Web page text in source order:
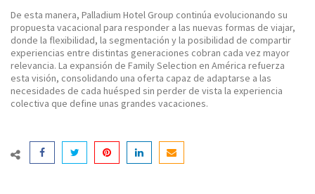
De esta manera, Palladium Hotel Group continúa evolucionando su
propuesta vacacional para responder a las nuevas formas de viajar,
donde la flexibilidad, la segmentación y la posibilidad de compartir
experiencias entre distintas generaciones cobran cada vez mayor
relevancia. La expansión de Family Selection en América refuerza
esta visión, consolidando una oferta capaz de adaptarse a las
necesidades de cada huésped sin perder de vista la experiencia
colectiva que define unas grandes vacaciones.